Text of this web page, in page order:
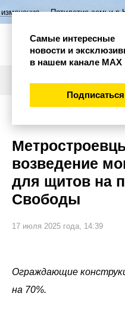
семьи в
возведение
для щитов на
Свободы
17 июля 2025 года, 14:39
Ограждающие
на 70%.
Самые интересные
новости и
в нашем канале МАХ
Подписаться